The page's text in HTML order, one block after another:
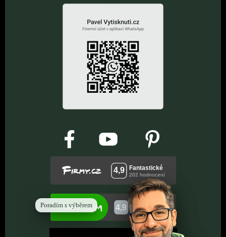
Poradím s výběrem